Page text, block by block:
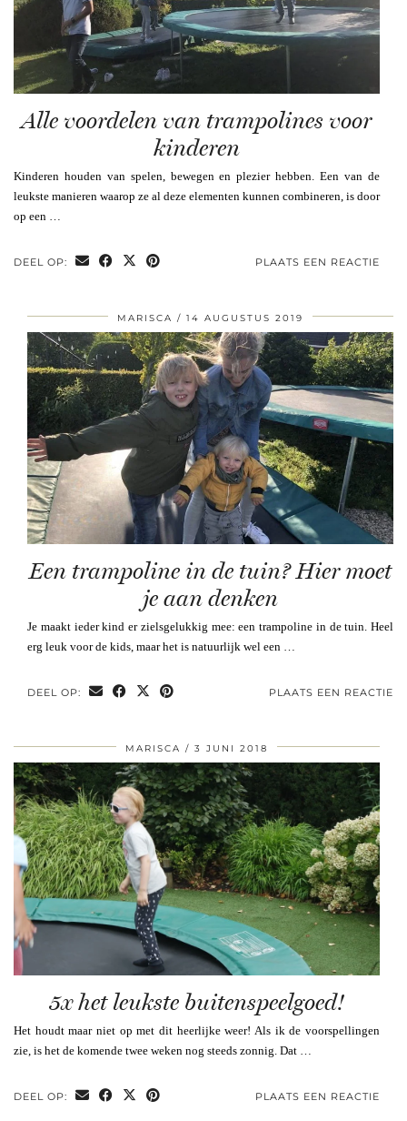
Alle voordelen van trampolines voor
kinderen
Kinderen houden van spelen, bewegen en plezier hebben. Een van de
leukste manieren waarop ze al deze elementen kunnen combineren, is door
op een …
DEEL OP: PLAATS EEN REACTIE
MARISCA 14 AUGUSTUS 2019
Een trampoline in de tuin? Hier moet
je aan denken
Je maakt ieder kind er zielsgelukkig mee: een trampoline in de tuin. Heel
erg leuk voor de kids, maar het is natuurlijk wel een …
DEEL OP: PLAATS EEN REACTIE
MARISCA 3 JUNI 2018
5x het leukste buitenspeelgoed!
Het houdt maar niet op met dit heerlijke weer! Als ik de voorspellingen
zie, is het de komende twee weken nog steeds zonnig. Dat …
DEEL OP: PLAATS EEN REACTIE